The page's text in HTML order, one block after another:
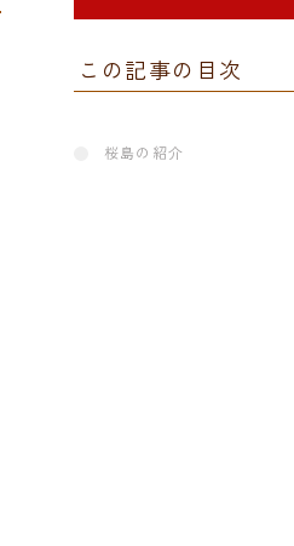
この記事の目次
桜島の紹介